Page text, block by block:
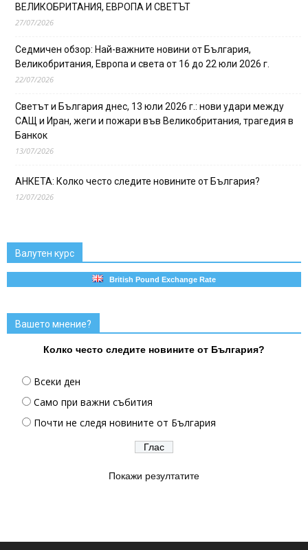
ВЕЛИКОБРИТАНИЯ, ЕВРОПА И СВЕТЪТ
27/07/2026
Седмичен обзор: Най-важните новини от България,
Великобритания, Европа и света от 16 до 22 юли 2026 г.
22/07/2026
Светът и България днес, 13 юли 2026 г.: нови удари между
САЩ и Иран, жеги и пожари във Великобритания, трагедия в
Банкок
13/07/2026
АНКЕТА: Колко често следите новините от България?
12/07/2026
Валутен курс
British Pound Exchange Rate
Вашето мнение?
Колко често следите новините от България?
Всеки ден
Само при важни събития
Почти не следя новините от България
Покажи резултатите